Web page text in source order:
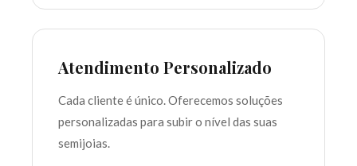
Atendimento Personalizado
Cada cliente é único. Oferecemos soluções
personalizadas para subir o nível das suas
semijoias.